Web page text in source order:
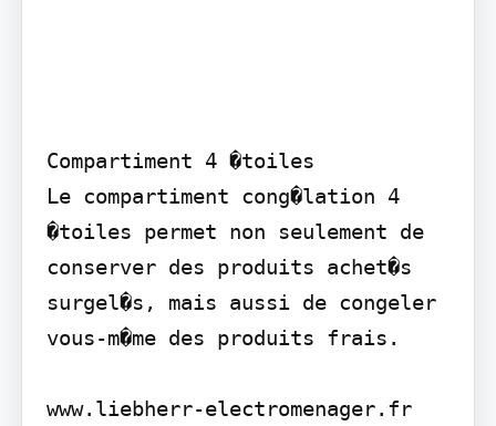
Compartiment 4 �toiles
Le compartiment cong�lation 4
�toiles permet non seulement de
conserver des produits achet�s
surgel�s, mais aussi de congeler
vous-m�me des produits frais.
www.liebherr-electromenager.fr